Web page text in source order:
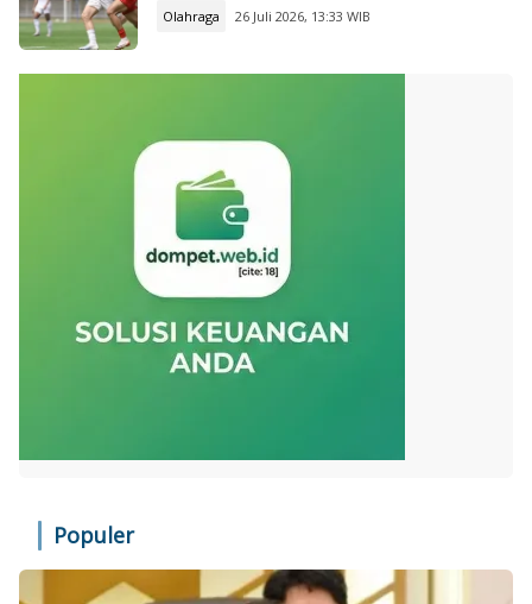
Olahraga 26 Juli 2026, 13:33 WIB
Populer